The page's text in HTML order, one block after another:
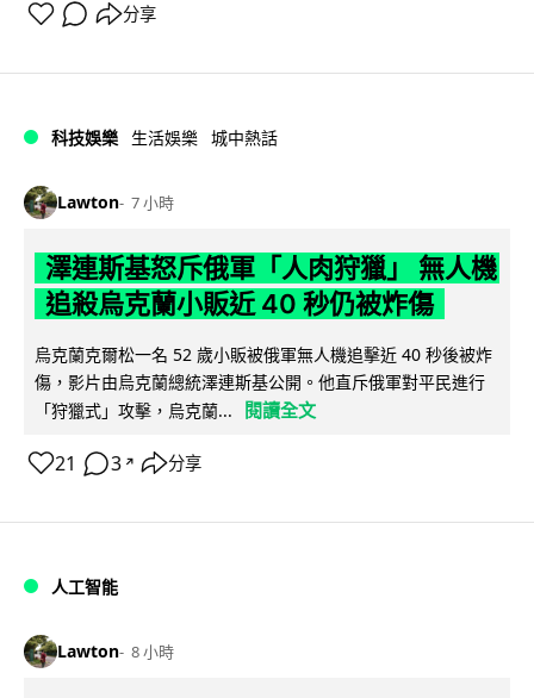
分享
科技娛樂 生活娛樂 城中熱話
Lawton 7 小時
澤連斯基怒斥俄軍「人肉狩獵」 無人機
追殺烏克蘭小販近 40 秒仍被炸傷
烏克蘭克爾松一名 52 歲小販被俄軍無人機追擊近 40 秒後被炸
傷，影片由烏克蘭總統澤連斯基公開。他直斥俄軍對平民進行
「狩獵式」攻擊，烏克蘭...
閱讀全文
21 3 ↗ 分享
人工智能
Lawton 8 小時